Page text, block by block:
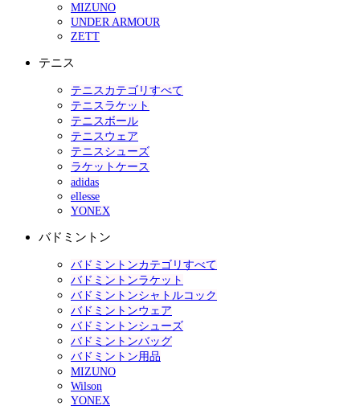
MIZUNO
UNDER ARMOUR
ZETT
テニス
テニスカテゴリすべて
テニスラケット
テニスボール
テニスウェア
テニスシューズ
ラケットケース
adidas
ellesse
YONEX
バドミントン
バドミントンカテゴリすべて
バドミントンラケット
バドミントンシャトルコック
バドミントンウェア
バドミントンシューズ
バドミントンバッグ
バドミントン用品
MIZUNO
Wilson
YONEX